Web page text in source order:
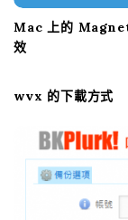
Mac 上的
效
wvx 的下載方式